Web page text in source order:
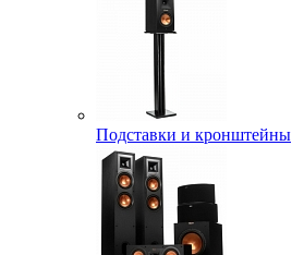
Подставки и кронштейны